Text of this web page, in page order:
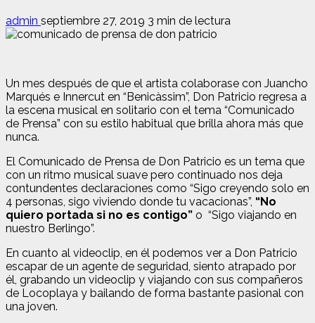
admin septiembre 27, 2019 3 min de lectura
Un mes después de que el artista colaborase con Juancho
Marqués e Innercut en “Benicàssim”, Don Patricio regresa a
la escena musical en solitario con el tema “Comunicado
de Prensa” con su estilo habitual que brilla ahora más que
nunca.
El Comunicado de Prensa de Don Patricio es un tema que
con un ritmo musical suave pero continuado nos deja
contundentes declaraciones como “Sigo creyendo solo en
4 personas, sigo viviendo donde tu vacacionas”, “No
quiero portada si no es contigo” o “Sigo viajando en
nuestro Berlingo”.
En cuanto al videoclip, en él podemos ver a Don Patricio
escapar de un agente de seguridad, siento atrapado por
él, grabando un videoclip y viajando con sus compañeros
de Locoplaya y bailando de forma bastante pasional con
una joven.